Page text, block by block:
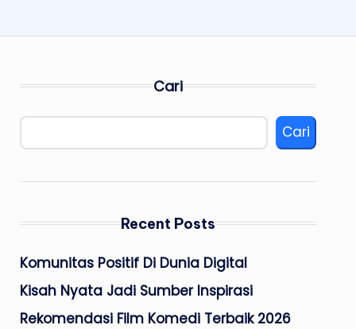
Cari
Cari
Recent Posts
Komunitas Positif Di Dunia Digital
Kisah Nyata Jadi Sumber Inspirasi
Rekomendasi Film Komedi Terbaik 2026